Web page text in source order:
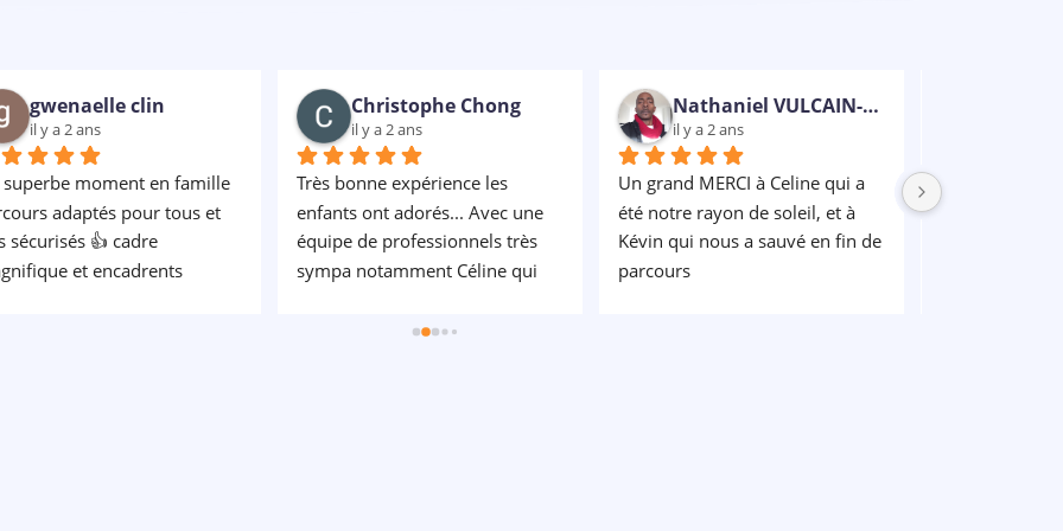
gwenaelle clin
il y a 2 ans
superbe moment en famille
adaptés pour tous et
sécurisés 👍 cadre
et encadrents
Christophe Chong
il y a 2 ans
Très bonne expérience les
enfants ont adorés... Avec une
équipe de professionnels très
sympa notamment Céline qui
grand merci à elle... Elle est à l
Nathaniel VULCAIN-RUBENS
il y a 2 ans
Un grand MERCI à Celine qui a
été notre rayon de soleil, et à
Kévin qui nous a sauvé en fin de
parcours